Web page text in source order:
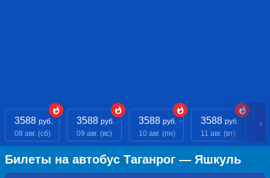
3588 руб.
08 авг. (сб)
3588 руб.
09 авг. (вс)
3588 руб.
10 авг. (пн)
3588 руб.
11 авг. (вт)
Билеты на автобус Таганрог — Яшкуль